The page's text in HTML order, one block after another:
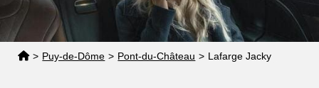
Espace pro
> Puy-de-Dôme > Pont-du-Château > Lafarge Jacky